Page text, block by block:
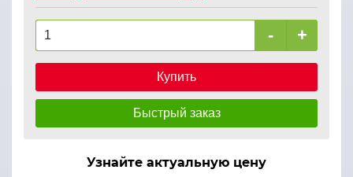
- +
Купить
Быстрый заказ
Узнайте актуальную цену